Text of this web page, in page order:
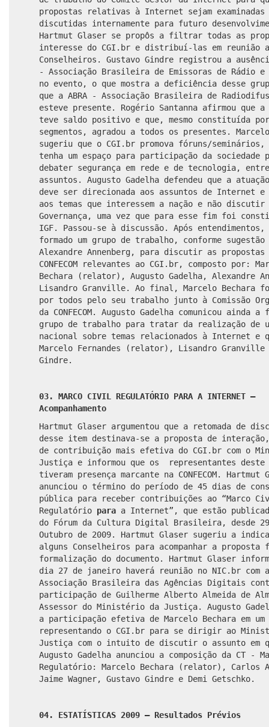
propostas relativas à Internet sejam examinadas
discutidas internamente para futuro
Hartmut Glaser se propôs a filtrar todas as
interesse do CGI.br e distribuí-las em reunião
Conselheiros. Gustavo Gindre registrou a
- Associação Brasileira de Emissoras de Rádio e
no evento, o que mostra a deficiência desse
que a ABRA - Associação Brasileira de
esteve presente. Rogério Santanna afirmou que a
teve saldo positivo e que, mesmo constituída
segmentos, agradou a todos os presentes.
sugeriu que o CGI.br promova fóruns/seminários,
tenha um espaço para participação da sociedade
debater segurança em rede e de tecnologia,
assuntos. Augusto Gadelha defendeu que a
deve ser direcionada aos assuntos de Internet e
aos temas que interessem a nação e não discutir
Governança, uma vez que para esse fim foi
IGF. Passou-se à discussão. Após
formado um grupo de trabalho, conforme sugestão
Alexandre Annenberg, para discutir as propostas
CONFECOM relevantes ao CGI.br, composto por:
Bechara (relator), Augusto Gadelha, Alexandre
Lisandro Granville. Ao final, Marcelo Bechara
por todos pelo seu trabalho junto à Comissão
da CONFECOM. Augusto Gadelha comunicou ainda a
grupo de trabalho para tratar da realização de
nacional sobre temas relacionados à Internet e
Marcelo Fernandes (relator), Lisandro Granville
Gindre.
03. MARCO CIVIL REGULATÓRIO PARA A INTERNET –
Acompanhamento
Hartmut Glaser argumentou que a retomada de
desse item destinava-se a proposta de interação,
de contribuição mais efetiva do CGI.br com o
Justiça e informou que os representantes deste
tiveram presença marcante na CONFECOM. Hartmut
anunciou o término do período de 45 dias de
pública para receber contribuições ao “Marco
Regulatório para a Internet”, que estão
do Fórum da Cultura Digital Brasileira, desde
Outubro de 2009. Hartmut Glaser sugeriu a
alguns Conselheiros para acompanhar a
formalização do documento. Hartmut Glaser
dia 27 de janeiro haverá reunião no NIC.br com a
Associação Brasileira das Agências Digitais
participação de Guilherme Alberto Almeida de
Assessor do Ministério da Justiça.
Augusto
a participação efetiva de Marcelo Bechara em um
representando o CGI.br para se dirigir ao
Justiça com o intuito de discutir o assunto em
Augusto Gadelha anunciou a composição da CT -
Regulatório: Marcelo Bechara (relator), Carlos
Jaime Wagner, Gustavo Gindre e Demi Getschko.
04. ESTATÍSTICAS 2009 – Resultados Prévios